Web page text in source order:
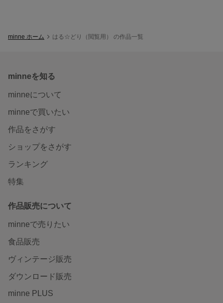
minne ホーム はる☆どり（閲覧用） の作品一覧
minneを知る
minneについて
minneで買いたい
作品をさがす
ショップをさがす
ランキング
特集
作品販売について
minneで売りたい
食品販売
ヴィンテージ販売
ダウンロード販売
minne PLUS